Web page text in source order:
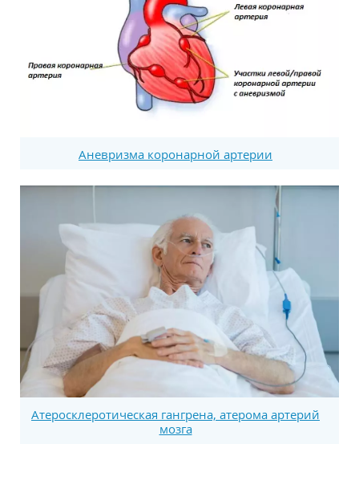
Аневризма коронарной артерии
Атеросклеротическая гангрена, атерома артерий
мозга